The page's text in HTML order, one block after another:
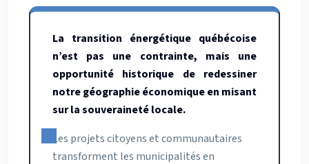
La transition énergétique québécoise
n’est pas une contrainte, mais une
opportunité historique de redessiner
notre géographie économique en misant
sur la souveraineté locale.
Les projets citoyens et communautaires
transforment les municipalités en